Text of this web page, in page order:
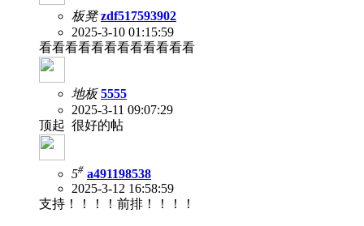
板凳 zdf517593902
2025-3-10 01:15:59
看看看看看看看看看看看看
地板 5555
2025-3-11 09:07:29
顶起 很好的帖
5# a491198538
2025-3-12 16:58:59
支持！！！！前排！！！！